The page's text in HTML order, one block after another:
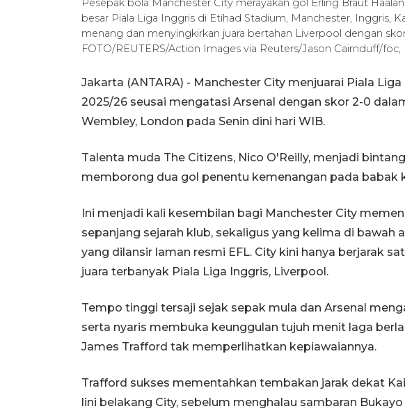
Pesepak bola Manchester City merayakan gol Erling Braut
besar Piala Liga Inggris di Etihad Stadium, Manchester, Inggris,
menang dan menyingkirkan juara bertahan Liverpool dengan
FOTO/REUTERS/Action Images via Reuters/Jason Cairnduff/foc,
Jakarta (ANTARA) - Manchester City menjuarai Piala
2025/26 seusai mengatasi Arsenal dengan skor 2-0
Wembley, London pada Senin dini hari WIB.
Talenta muda The Citizens, Nico O'Reilly, menjadi
memborong dua gol penentu kemenangan pada babak
Ini menjadi kali kesembilan bagi Manchester City
sepanjang sejarah klub, sekaligus yang kelima di bawah
yang dilansir laman resmi EFL. City kini hanya berjarak
juara terbanyak Piala Liga Inggris, Liverpool.
Tempo tinggi tersaji sejak sepak mula dan Arsenal
serta nyaris membuka keunggulan tujuh menit laga
James Trafford tak memperlihatkan kepiawaiannya.
Trafford sukses mementahkan tembakan jarak dekat
lini belakang City, sebelum menghalau sambaran